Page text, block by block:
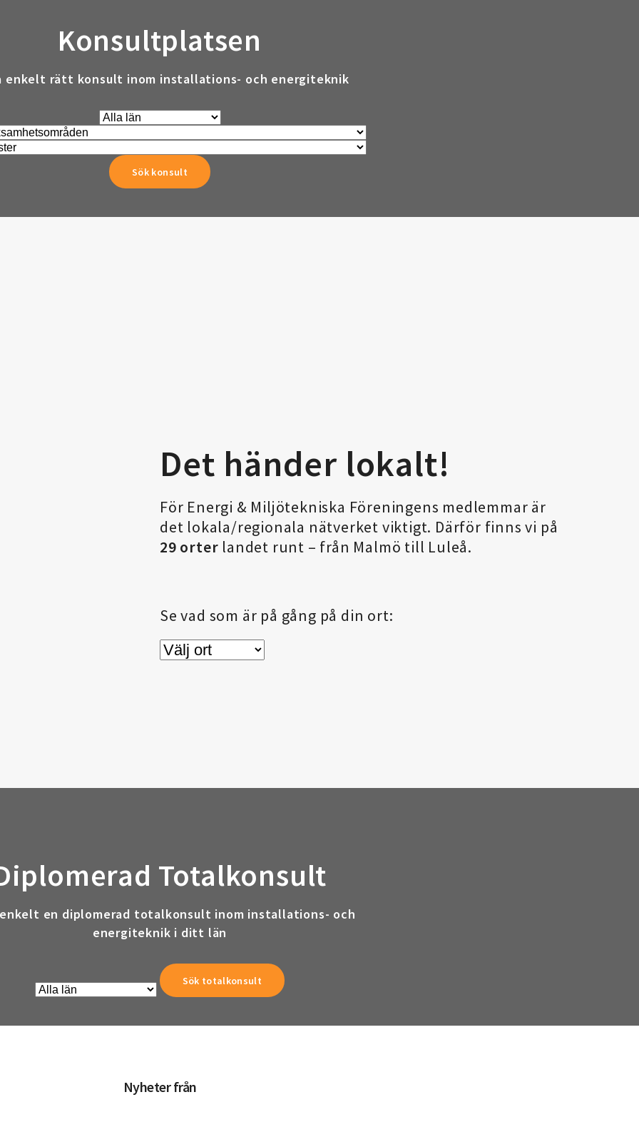
Konsultplatsen
enkelt rätt konsult inom installations- och energiteknik
Det händer lokalt!
För Energi & Miljötekniska Föreningens medlemmar är
det lokala/regionala nätverket viktigt. Därför finns vi på
29 orter landet runt – från Malmö till Luleå.
Se vad som är på gång på din ort:
Totalkonsult
en diplomerad totalkonsult inom installations- och
energiteknik i ditt län
Nyheter från